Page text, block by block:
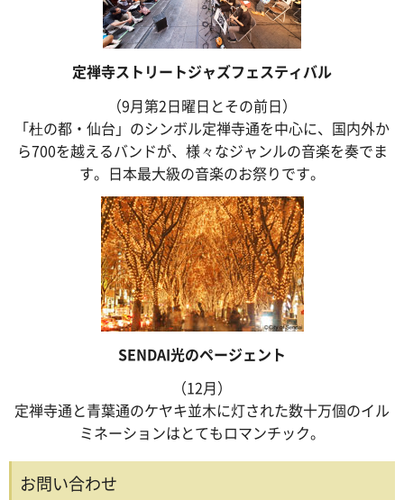
定禅寺ストリートジャズフェスティバル
（9月第2日曜日とその前日）
「杜の都・仙台」のシンボル定禅寺通を中心に、国内外か
ら700を越えるバンドが、様々なジャンルの音楽を奏でま
す。日本最大級の音楽のお祭りです。
SENDAI光のページェント
（12月）
定禅寺通と青葉通のケヤキ並木に灯された数十万個のイル
ミネーションはとてもロマンチック。
お問い合わせ